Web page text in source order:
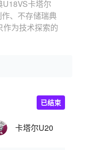
卡塔尔
、不存储瑞典
为技术探索的
卡塔尔U20
已结束